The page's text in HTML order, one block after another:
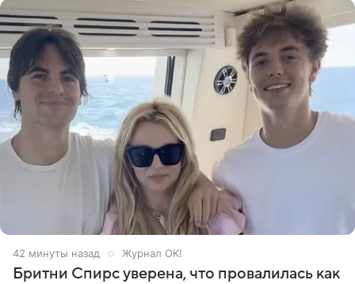
42 минуты назад Журнал OK!
Бритни Спирс уверена, что провалилась как